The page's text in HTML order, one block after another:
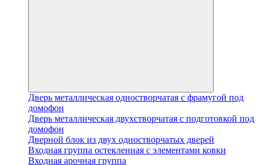
Дверь металлическая одностворчатая с фрамугой под
домофон
Дверь металлическая двухстворчатая с подготовкой под
домофон
Дверной блок из двух одностворчатых дверей
Входная группа остекленная с элементами ковки
Входная арочная группа